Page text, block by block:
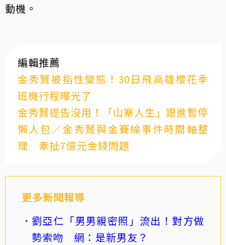
動機。
編輯推薦
金秀賢被指性變態！30日飛高雄櫻花季
班機行程曝光了
金秀賢提告沒用！「山寨人生」跟進暫停
懶人包／金秀賢與金賽綸事件時間軸整
理 牽扯7億元金錢問題
更多新聞報導
劉亞仁「男男親密照」流出！對方做
勢索吻 網：是新男友？